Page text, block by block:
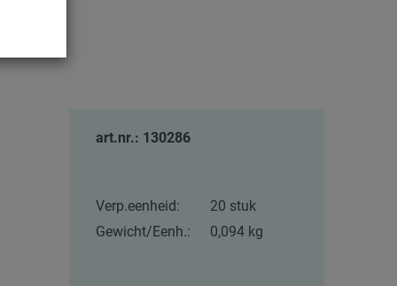
art.nr.: 130286
Verp.eenheid:
20 stuk
Gewicht/Eenh.:
0,094 kg